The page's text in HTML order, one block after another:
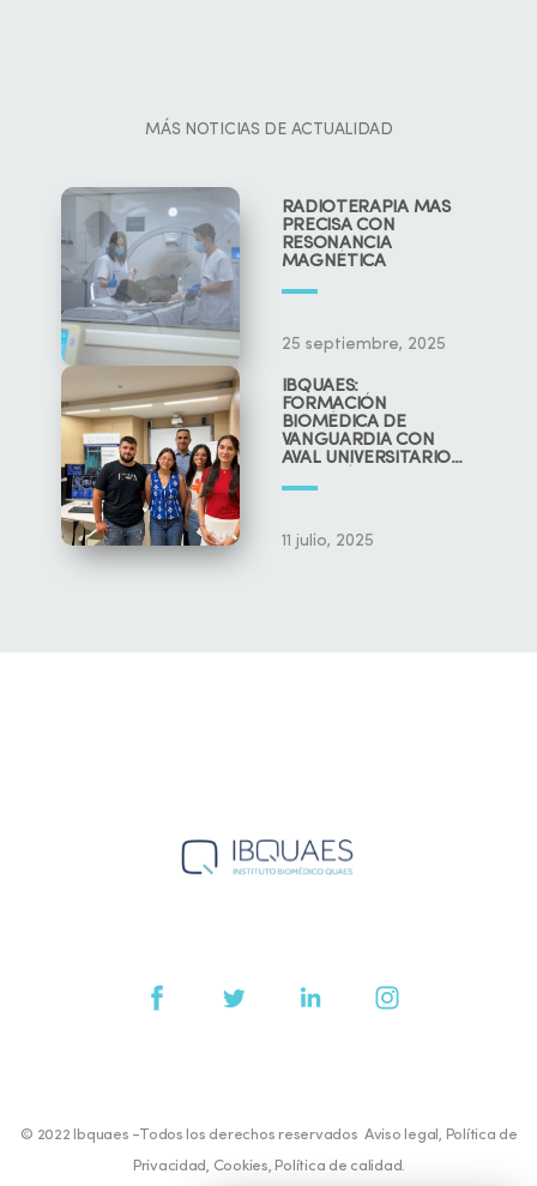
MÁS NOTICIAS DE ACTUALIDAD
RADIOTERAPIA MÁS
PRECISA CON
RESONANCIA
MAGNÉTICA
25 septiembre, 2025
IBQUAES:
FORMACIÓN
BIOMÉDICA DE
VANGUARDIA CON
AVAL UNIVERSITARIO
11 julio, 2025
© 2022 Ibquaes -Todos los derechos reservados Aviso legal, Política de
Privacidad, Cookies, Política de calidad.